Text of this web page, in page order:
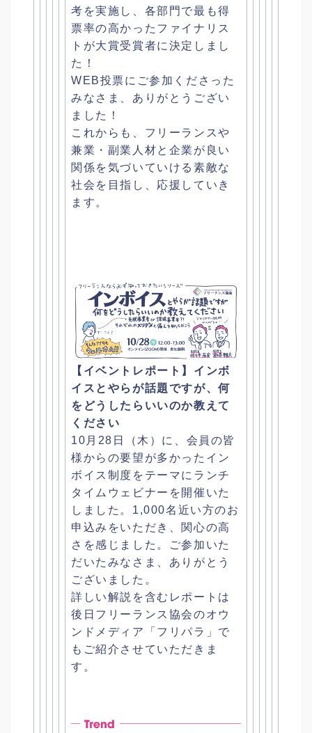
考を実施し、 各部門で最も得
票率の高かったファイナリス
トが大賞受賞者に決定 しまし
た！
WEB投票にご参加くださった
みなさま、 ありがとうござい
ました！
これからも、フリーランスや
兼業・ 副業人材と企業が良い
関係を気づいていける素敵な
社会を目指し、 応援していき
ます。
【イベントレポート】インボ
イスとやらが話題ですが、何
をどうしたらいいのか教えて
ください
10月28日（木）に、 会員の皆
様からの要望が多かったイン
ボイス制度をテーマにランチ
タイムウェビナーを開催いた
しました。1,000名近い方のお
申込みをいただき、関心の高
さを感じました。
ご参加いた
だいたみなさま、ありがとう
ございました。
詳しい解説を含むレポートは
後日フリーランス協会のオウ
ンドメディア「フリパラ」で
もご紹介させていただきま
す。